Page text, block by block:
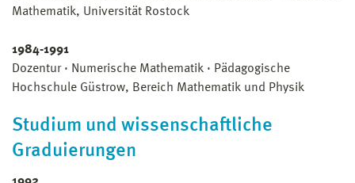
Mathematik, Universität Rostock
1984-1991
Dozentur · Numerische Mathematik · Pädagogische
Hochschule Güstrow, Bereich Mathematik und Physik
Studium und wissenschaftliche
Graduierungen